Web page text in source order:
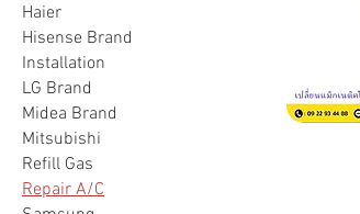
Haier
Hisense Brand
Installation
LG Brand
Midea Brand
Mitsubishi
Refill Gas
Repair A/C